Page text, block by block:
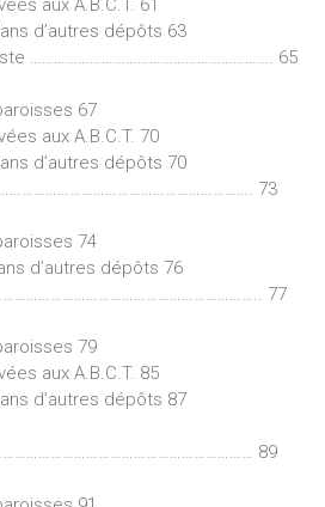
d’autres dépôts 63
……………………………………………………. 65
67
aux A.B.C.T. 70
d’autres dépôts 70
73
74
d’autres dépôts 76
77
79
aux A.B.C.T. 85
d’autres dépôts 87
89